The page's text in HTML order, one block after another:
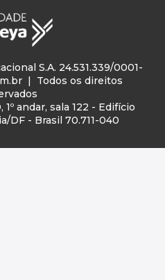
S.A. 24.531.339/0001-
| Todos os direitos
1º andar, sala 122 - Edifício
DF - Brasil 70.711-040